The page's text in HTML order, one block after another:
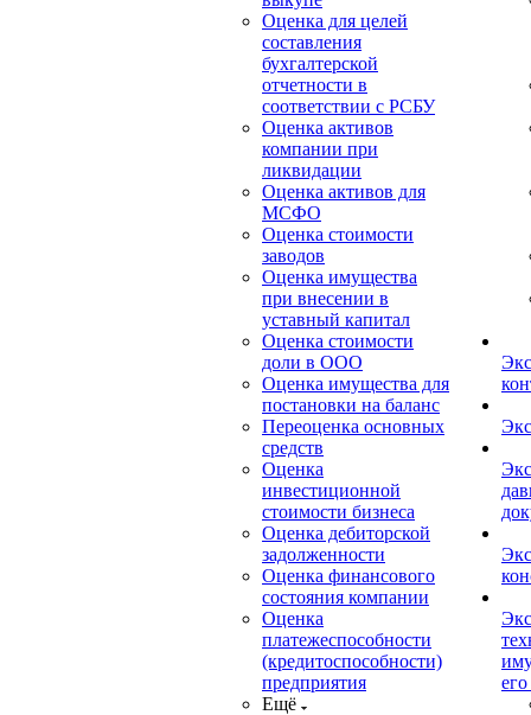
Оценка для целей
составления
бухгалтерской
отчетности в
соответствии с РСБУ
Оценка активов
компании при
ликвидации
Оценка активов для
МСФО
Оценка стоимости
заводов
Оценка имущества
при внесении в
уставный капитал
Оценка стоимости
доли в ООО
Оценка имущества для
постановки на баланс
Переоценка основных
средств
Оценка
инвестиционной
стоимости бизнеса
Оценка дебиторской
задолженности
Оценка финансового
состояния компании
Оценка
платежеспособности
(кредитоспособности)
предприятия
Ещё